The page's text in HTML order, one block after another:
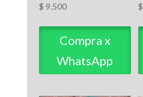
$ 9.500
Compra x
WhatsApp
$